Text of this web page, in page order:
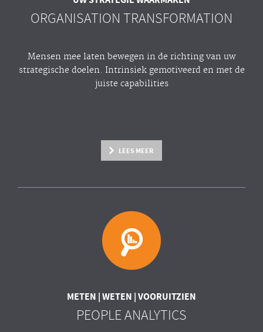
ORGANISATION TRANSFORMATION
Mensen mee laten bewegen in de richting van uw
strategische doelen. Intrinsiek gemotiveerd en met de
juiste capabilities
LEES MEER
METEN | WETEN | VOORUITZIEN
PEOPLE ANALYTICS